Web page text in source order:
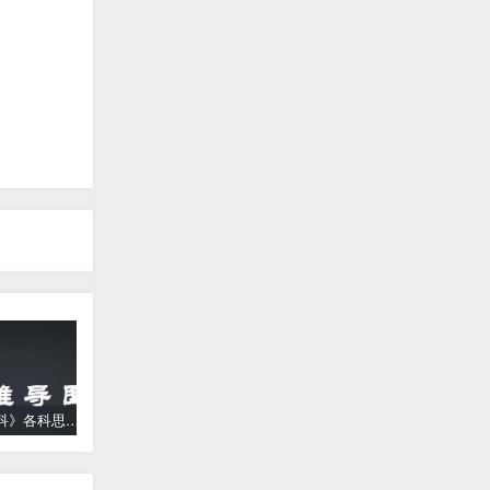
《高中学科》各科思维导图